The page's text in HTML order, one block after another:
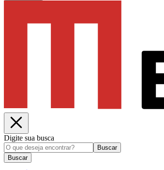
Digite sua busca
Buscar
Buscar